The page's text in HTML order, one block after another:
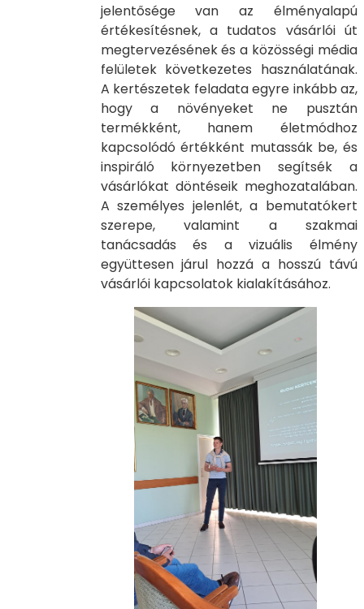
jelentősége van az élményalapú
értékesítésnek, a tudatos vásárlói út
megtervezésének és a közösségi média
felületek következetes használatának.
A kertészetek feladata egyre inkább az,
hogy a növényeket ne pusztán
termékként, hanem életmódhoz
kapcsolódó értékként mutassák be, és
inspiráló környezetben segítsék a
vásárlókat döntéseik meghozatalában.
A személyes jelenlét, a bemutatókert
szerepe, valamint a szakmai
tanácsadás és a vizuális élmény
együttesen járul hozzá a hosszú távú
vásárlói kapcsolatok kialakításához.